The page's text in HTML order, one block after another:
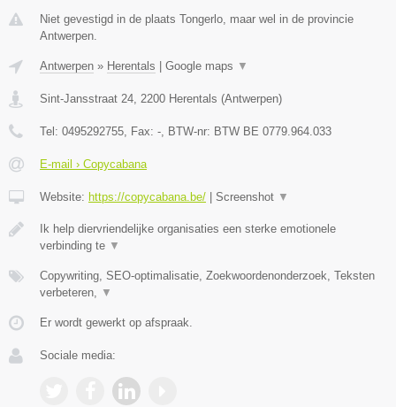
Niet gevestigd in de plaats Tongerlo, maar wel in de provincie
Antwerpen.
Antwerpen » Herentals Google maps ▼
Sint-Jansstraat 24, 2200 Herentals (Antwerpen)
Tel: 0495292755, Fax: -, BTW-nr: BTW BE 0779.964.033
E-mail › Copycabana
Website: https://copycabana.be/ Screenshot ▼
Ik help diervriendelijke organisaties een sterke emotionele
verbinding te ▼
Copywriting, SEO-optimalisatie, Zoekwoordenonderzoek, Teksten
verbeteren, ▼
Er wordt gewerkt op afspraak.
Sociale media: